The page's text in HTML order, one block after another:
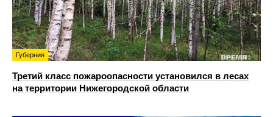
Губерния
Третий класс пожароопасности установился в лесах
на территории Нижегородской области